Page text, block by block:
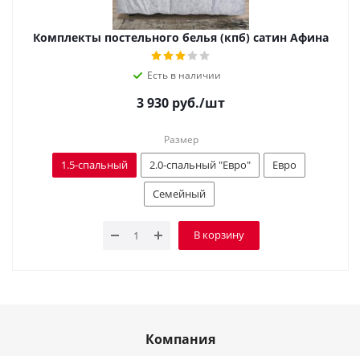
Комплекты постельного белья (кпб) сатин Афина
Есть в наличии
3 930 руб./шт
Размер
1.5-спальный 2.0-спальный "Евро"
Евро
Семейный
В корзину
Компания